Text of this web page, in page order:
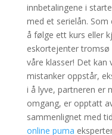
innbetalingene i
med et serielån.
å følge ett kurs eller
eskortejenter tromsø
våre klasser! Det
mistanker oppstår,
i å lyve, partneren er
omgang, er opptatt
sammenlignet med
online puma